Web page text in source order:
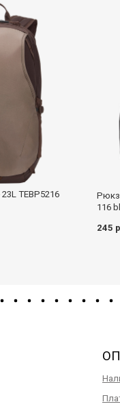
TEBP5216
116
245